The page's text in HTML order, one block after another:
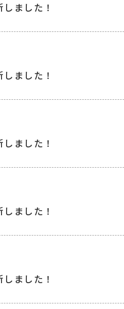
ました！
ました！
ました！
ました！
ました！